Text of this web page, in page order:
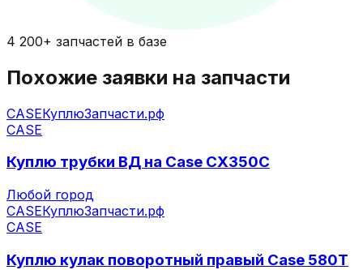
4 200+ запчастей в базе
Похожие заявки на запчасти
CASEКуплюЗапчасти.рф
CASE
Куплю трубки ВД на Case CX350C
Любой город
CASEКуплюЗапчасти.рф
CASE
Куплю кулак поворотный правый Case 580T